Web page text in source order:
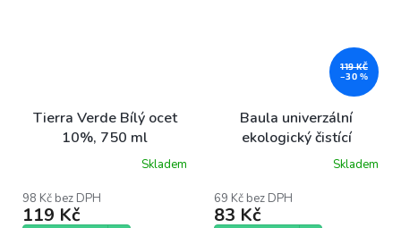
Tierra Verde Bílý ocet
10%, 750 ml
Skladem
98 Kč bez DPH
119 Kč
119 KČ
–30 %
Baula univerzální
ekologický čistící
prostředek v tabletách 5
prostředku
Skladem
69 Kč bez DPH
83 Kč